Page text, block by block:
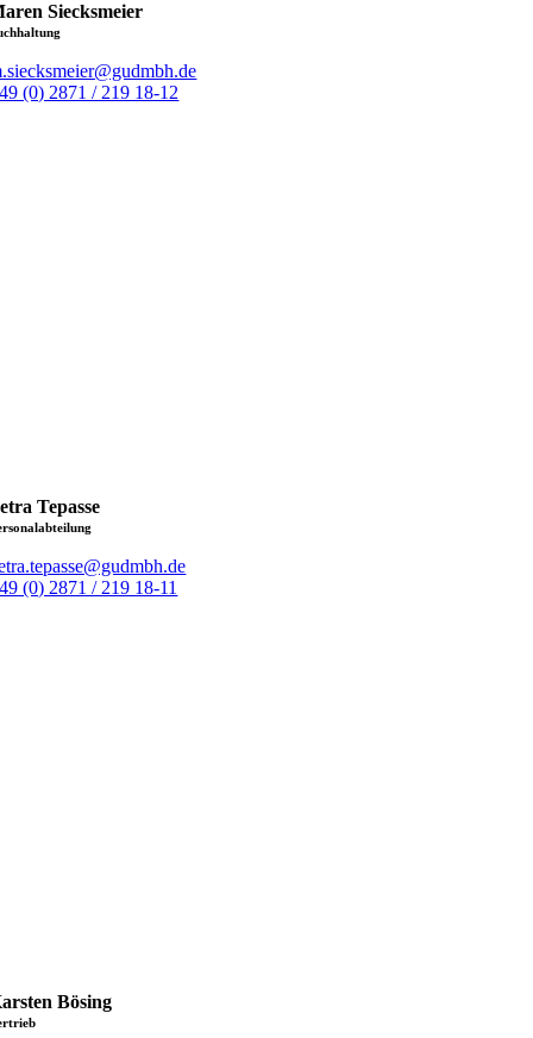
Siecksmeier
(0) 2871 / 219 18-12
Tepasse
(0) 2871 / 219 18-11
Bösing